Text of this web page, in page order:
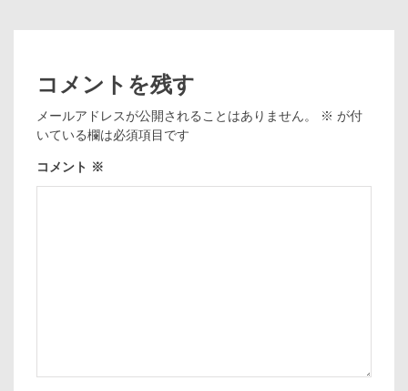
コメントを残す
メールアドレスが公開されることはありません。 ※ が付
いている欄は必須項目です
コメント ※